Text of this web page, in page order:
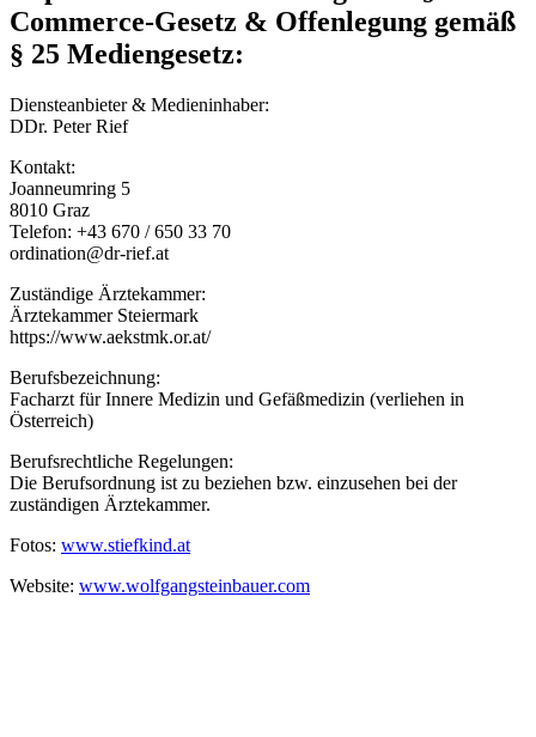
Commerce-Gesetz & Offenlegung gemäß
§ 25 Mediengesetz:
Diensteanbieter & Medieninhaber:
DDr. Peter Rief
Kontakt:
Joanneumring 5
8010 Graz
Telefon: +43 670 / 650 33 70
ordination@dr-rief.at
Zuständige Ärztekammer:
Ärztekammer Steiermark
https://www.aekstmk.or.at/
Berufsbezeichnung:
Facharzt für Innere Medizin und Gefäßmedizin (verliehen in
Österreich)
Berufsrechtliche Regelungen:
Die Berufsordnung ist zu beziehen bzw. einzusehen bei der
zuständigen Ärztekammer.
Fotos: www.stiefkind.at
Website: www.wolfgangsteinbauer.com